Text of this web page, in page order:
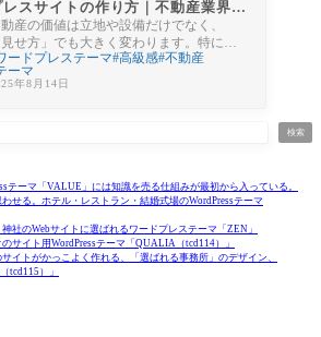
レスサイトの作り方｜不動産業界向
おしゃれ高級感
産の価値は立地や設備だけでなく、
見せ方」でも大きく変わります。特にタ
マンションや駅前の高立地物件の広告
ると
ードプレステーマ 高級感 不動産
ーマ
年8月14日
検索
テーマ「VALUE」には知識を売る仕組みが最初から入っている。
わせる。ホテル・レストラン・結婚式場のWordPressテーマ
社のWebサイトに選ばれるワードプレステーマ「ZEN」
サイト用WordPressテーマ「QUALIA（tcd114）」
イトがかっこよく作れる、「選ばれる事務所」のデザイン、
tcd115）」